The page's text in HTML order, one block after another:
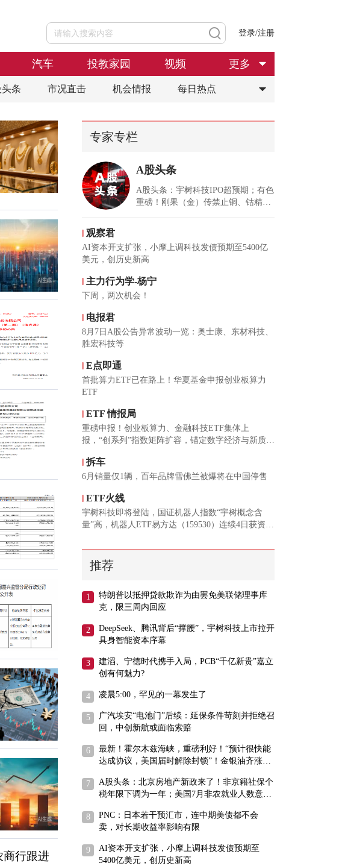
登录/注册
汽车 投教家园 视频 更多
条 市况直击 机会情报 每日热点
商行跟进
专家专栏
A股头条
A股头条：宇树科技IPO超预期；有色
重磅！刚果（金）传禁止铜、钴精矿
观察君
AI资本开支扩张，小摩上调科技发债预期至5400亿
美元，创历史新高
主力行为学-杨宁
下周，两次机会！
电报君
8月7日A股公告异常波动一览：奥士康、东材科技、
胜宏科技等
E点即通
首批算力ETF已在路上！华夏基金申报创业板算力
ETF
ETF 情报局
重磅申报！创业板算力、金融科技ETF集体上
报，“创系列”指数矩阵扩容，锚定数字经济与新质生
拆车
6月销量仅1辆，百年品牌雪佛兰被爆将在中国停售
ETF火线
宇树科技即将登陆，国证机器人指数“宇树概念含
量”高，机器人ETF易方达（159530）连续4日获资金
推荐
特朗普以抵押贷款欺诈为由罢免美联储理事库
克，限三周内回应
DeepSeek、腾讯背后“撑腰”，宇树科技上市拉开
具身智能资本序幕
建滔、宁德时代携手入局，PCB“千亿新贵”嘉立
创有何魅力?
凌晨5:00，罕见的一幕发生了
广汽埃安“电池门”后续：延保条件苛刻并拒绝召
回，中创新航或面临索赔
最新！霍尔木兹海峡，重磅利好！“预计很快能
达成协议，美国届时解除封锁”！金银油齐涨，
A股头条：北京房地产新政来了！非京籍社保个
税年限下调为一年；美国7月非农就业人数意外
PNC：日本若干预汇市，连中期美债都不会
卖，对长期收益率影响有限
AI资本开支扩张，小摩上调科技发债预期至
5400亿美元，创历史新高